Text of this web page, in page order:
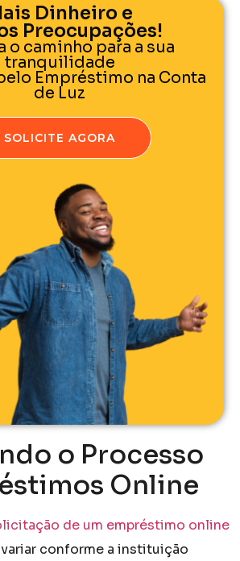
Dinheiro e
Preocupações!
o caminho para a sua
tranquilidade
Empréstimo na Conta
de Luz
SOLICITE AGORA
o Processo
Online
de um empréstimo online
conforme a instituição